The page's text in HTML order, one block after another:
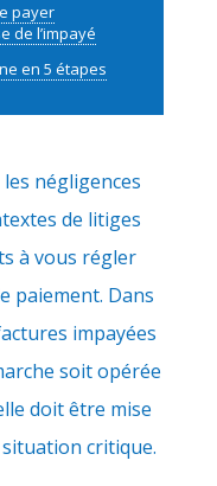
payer
de l’impayé
en 5 étapes
négligences
de litiges
à vous régler
paiement. Dans
impayées
soit opérée
doit être mise
critique.